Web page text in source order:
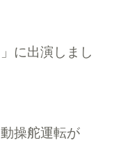
に出演しまし
操舵運転が